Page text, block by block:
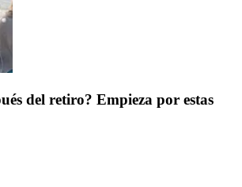
del retiro? Empieza por estas